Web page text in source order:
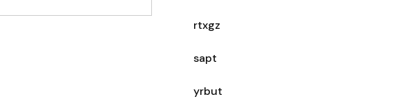
rtxgz
sapt
yrbut